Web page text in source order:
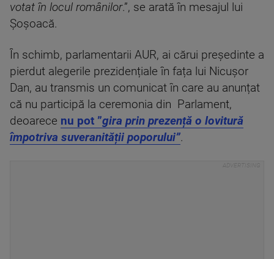
votat în locul românilor.”, se arată în mesajul lui
Șoșoacă.
În schimb, parlamentarii AUR, ai cărui președinte a
pierdut alegerile prezidențiale în fața lui Nicușor
Dan, au transmis un comunicat în care au anunțat
că nu participă la ceremonia din Parlament,
deoarece nu pot ”gira prin prezență o lovitură
împotriva suveranității poporului”.